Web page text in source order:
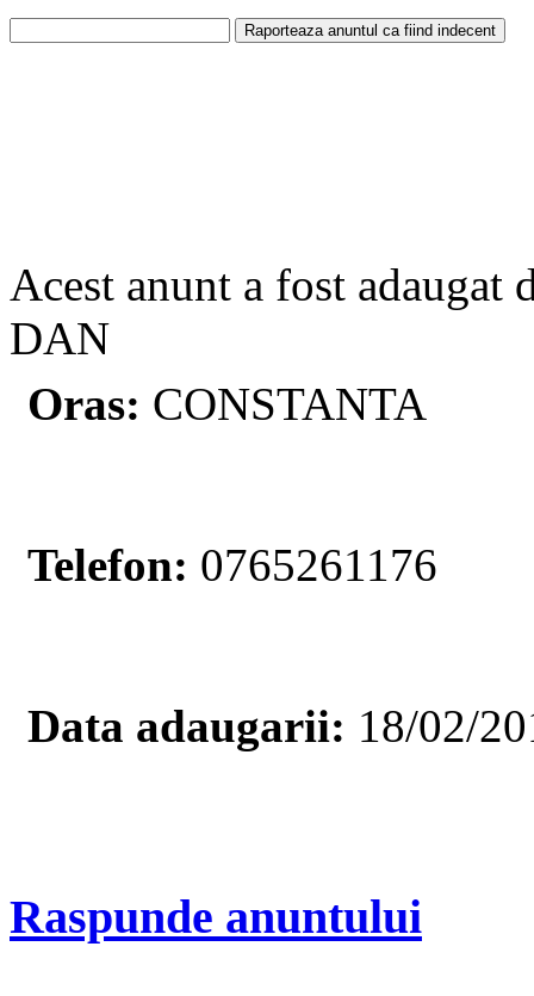
Acest anunt a fost adaugat
DAN
Oras: CONSTANTA
Telefon: 0765261176
Data adaugarii: 18/02/
Raspunde anuntului